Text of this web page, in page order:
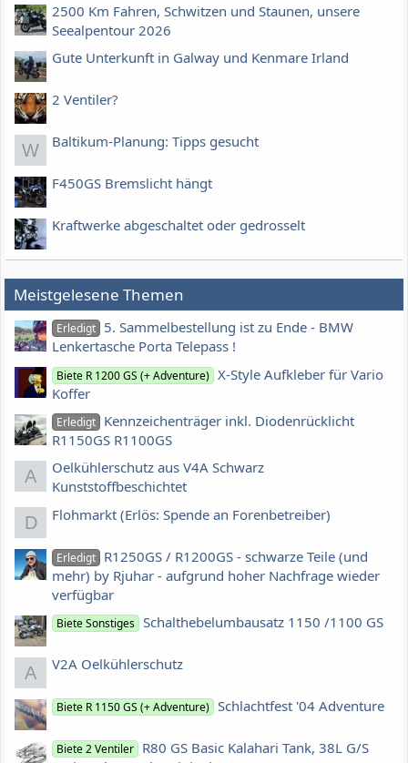
2500 Km Fahren, Schwitzen und Staunen, unsere
Seealpentour 2026
Gute Unterkunft in Galway und Kenmare Irland
2 Ventiler?
W Baltikum-Planung: Tipps gesucht
F450GS Bremslicht hängt
Kraftwerke abgeschaltet oder gedrosselt
Meistgelesene Themen
Erledigt 5. Sammelbestellung ist zu Ende - BMW
Lenkertasche Porta Telepass !
Biete R 1200 GS (+ Adventure) X-Style Aufkleber für Vario
Koffer
Erledigt Kennzeichenträger inkl. Diodenrücklicht
R1150GS R1100GS
A
Oelkühlerschutz aus V4A Schwarz
Kunststoffbeschichtet
D Flohmarkt (Erlös: Spende an Forenbetreiber)
Erledigt R1250GS / R1200GS - schwarze Teile (und
mehr) by Rjuhar - aufgrund hoher Nachfrage wieder
verfügbar
Biete Sonstiges Schalthebelumbausatz 1150 /1100 GS
A V2A Oelkühlerschutz
Biete R 1150 GS (+ Adventure) Schlachtfest '04 Adventure
Biete 2 Ventiler R80 GS Basic Kalahari Tank, 38L G/S